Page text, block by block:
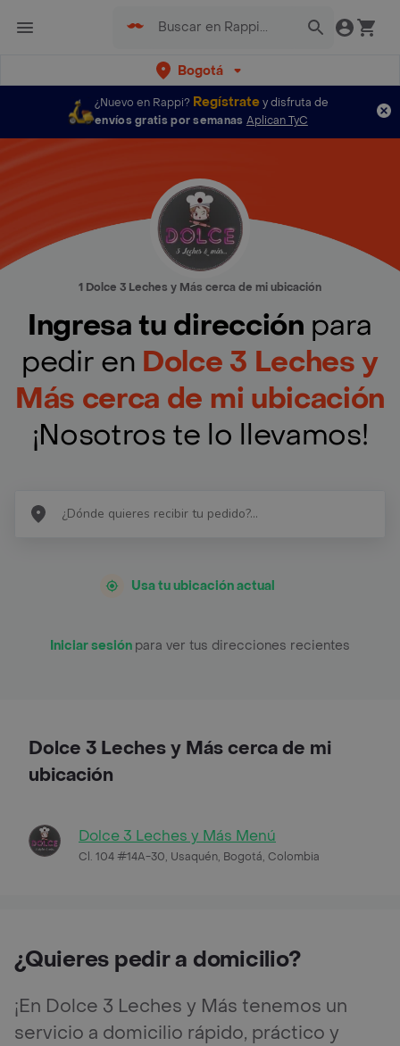
Bogotá
¿Nuevo en Rappi? Regístratey disfruta de
envíos gratis por semanas Aplican TyC
1 Dolce 3 Leches y Más cerca de mi ubicación
Ingresa tu dirección para
pedir en Dolce 3 Leches y
Más cerca de mi ubicación
¡Nosotros te lo llevamos!
Usa tu ubicación actual
Iniciar sesión para ver tus direcciones recientes
Dolce 3 Leches y Más cerca de mi
ubicación
Dolce 3 Leches y Más Menú
Cl. 104 #14A-30, Usaquén, Bogotá, Colombia
¿Quieres pedir a domicilio?
¡En Dolce 3 Leches y Más tenemos un
servicio a domicilio rápido, práctico y